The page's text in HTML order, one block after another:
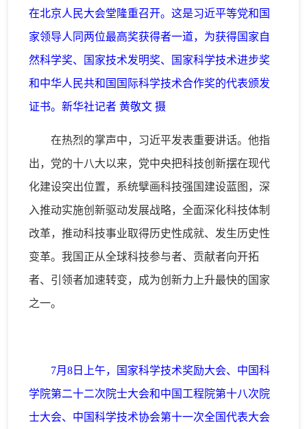
在北京人民大会堂隆重召开。这是习近平等党和国
家领导人同两位最高奖获得者一道，为获得国家自
然科学奖、国家技术发明奖、国家科学技术进步奖
和中华人民共和国国际科学技术合作奖的代表颁发
证书。新华社记者 黄敬文 摄
在热烈的掌声中，习近平发表重要讲话。他指
出，党的十八大以来，党中央把科技创新摆在现代
化建设突出位置，系统擘画科技强国建设蓝图，深
入推动实施创新驱动发展战略，全面深化科技体制
改革，推动科技事业取得历史性成就、发生历史性
变革。我国正从全球科技参与者、贡献者向开拓
者、引领者加速转变，成为创新力上升最快的国家
之一。
7月8日上午，国家科学技术奖励大会、中国科
学院第二十二次院士大会和中国工程院第十八次院
士大会、中国科学技术协会第十一次全国代表大会